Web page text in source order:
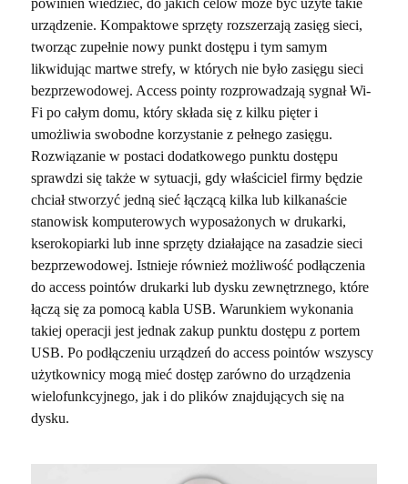
powinien wiedzieć, do jakich celów może być użyte takie
urządzenie. Kompaktowe sprzęty rozszerzają zasięg sieci,
tworząc zupełnie nowy punkt dostępu i tym samym
likwidując martwe strefy, w których nie było zasięgu sieci
bezprzewodowej. Access pointy rozprowadzają sygnał Wi-
Fi po całym domu, który składa się z kilku pięter i
umożliwia swobodne korzystanie z pełnego zasięgu.
Rozwiązanie w postaci dodatkowego punktu dostępu
sprawdzi się także w sytuacji, gdy właściciel firmy będzie
chciał stworzyć jedną sieć łączącą kilka lub kilkanaście
stanowisk komputerowych wyposażonych w drukarki,
kserokopiarki lub inne sprzęty działające na zasadzie sieci
bezprzewodowej. Istnieje również możliwość podłączenia
do access pointów drukarki lub dysku zewnętrznego, które
łączą się za pomocą kabla USB. Warunkiem wykonania
takiej operacji jest jednak zakup punktu dostępu z portem
USB. Po podłączeniu urządzeń do access pointów wszyscy
użytkownicy mogą mieć dostęp zarówno do urządzenia
wielofunkcyjnego, jak i do plików znajdujących się na
dysku.